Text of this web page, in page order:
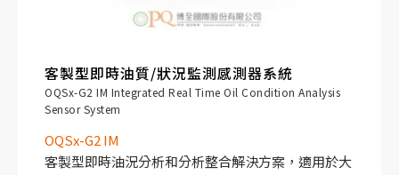
客製型即時油質/狀況監測感測器系統
OQSx-G2 IM Integrated Real Time Oil Condition Analysis
Sensor System
OQSx-G2 IM
客製型即時油況分析和分析整合解決方案，適用於大